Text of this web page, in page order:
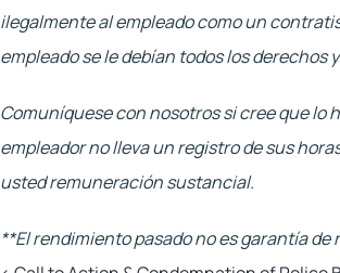
ilegalmente al empleado como un
empleado se le debían todos los derechos
Comuníquese con nosotros si cree que
empleador no lleva un registro de sus
usted remuneración sustancial.
**El rendimiento pasado no es garantía